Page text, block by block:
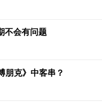
不会有问题
朋克》中客串？